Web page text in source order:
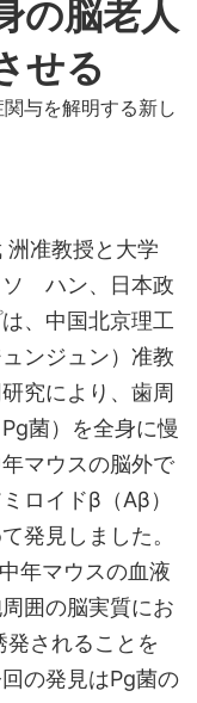
の脳老人
せる
与を解明する新し
准教授と大学
ソ ハン、日本政
、中国北京理工
ンジュン）准教
究により、歯周
菌）を全身に慢
マウスの脳外で
ロイドβ（Aβ）
発見しました。
年マウスの血液
囲の脳実質にお
されることを
の発見はPg菌の